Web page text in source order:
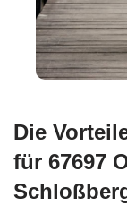
Die
für 67697